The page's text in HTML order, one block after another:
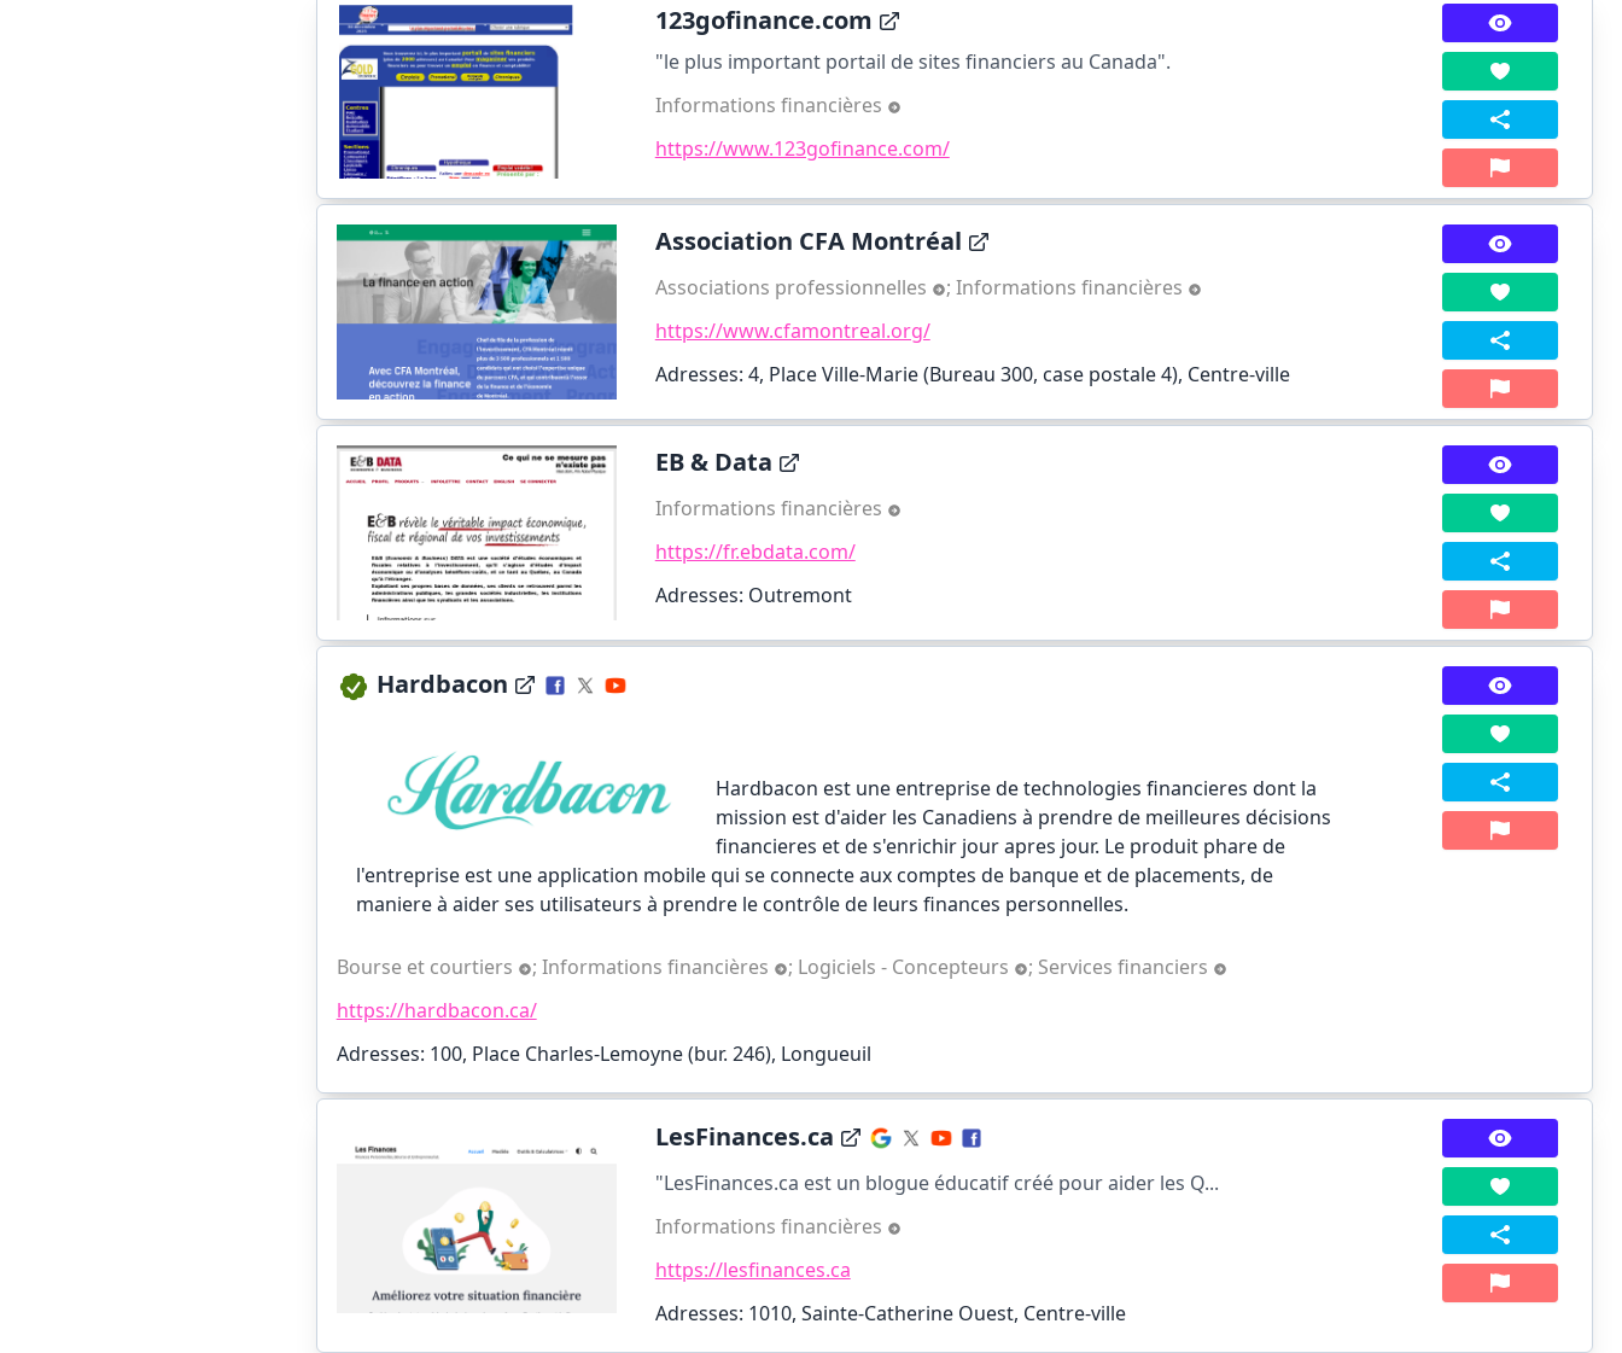
123gofinance.com
"le plus important portail de sites financiers au Canada".
Informations financières
https://www.123gofinance.com/
Association CFA Montréal
Associations professionnelles ; Informations financières
https://www.cfamontreal.org/
Adresses: 4, Place Ville-Marie (Bureau 300, case postale 4), Centre-ville
EB & Data
Informations financières
https://fr.ebdata.com/
Adresses: Outremont
Hardbacon
Hardbacon est une entreprise de technologies financieres dont la
mission est d'aider les Canadiens à prendre de meilleures décisions
financieres et de s'enrichir jour apres jour. Le produit phare de
l'entreprise est une application mobile qui se connecte aux comptes de banque et de placements, de
maniere à aider ses utilisateurs à prendre le contrôle de leurs finances personnelles.
Bourse et courtiers ; Informations financières ; Logiciels - Concepteurs ; Services financiers
https://hardbacon.ca/
Adresses: 100, Place Charles-Lemoyne (bur. 246), Longueuil
LesFinances.ca
"LesFinances.ca est un blogue éducatif créé pour aider les Q...
Informations financières
https://lesfinances.ca
Adresses: 1010, Sainte-Catherine Ouest, Centre-ville